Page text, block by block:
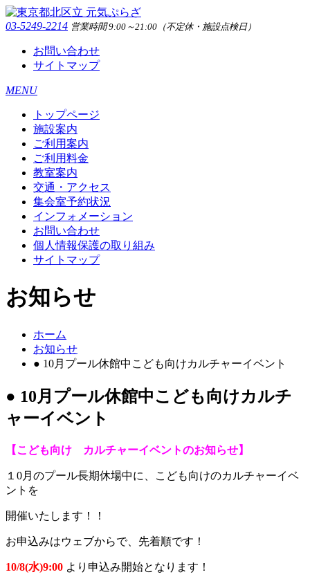
03-5249-2214 営業時間 9:00～21:00（不定休・施設点検日）
お問い合わせ
サイトマップ
MENU
トップページ
施設案内
ご利用案内
ご利用料金
教室案内
交通・アクセス
集会室予約状況
インフォメーション
お問い合わせ
個人情報保護の取り組み
サイトマップ
お知らせ
ホーム
お知らせ
● 10月プール休館中こども向けカルチャーイベント
● 10月プール休館中こども向けカルチ
ャーイベント
【こども向け カルチャーイベントのお知らせ】
１0月のプール長期休場中に、こども向けのカルチャーイベ
ントを
開催いたします！！
お申込みはウェブからで、先着順です！
10/8(水)9:00 より申込み開始となります！